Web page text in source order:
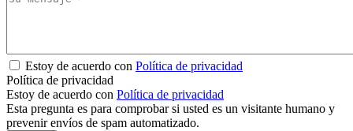
Estoy de acuerdo con Política de privacidad
Política de privacidad
Estoy de acuerdo con Política de privacidad
Esta pregunta es para comprobar si usted es un visitante humano y
prevenir envíos de spam automatizado.